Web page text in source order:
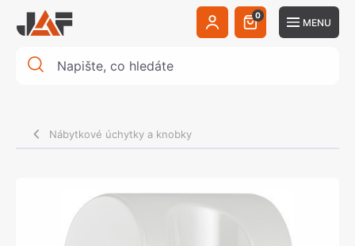
0
MENU
Nábytkové úchytky a knobky